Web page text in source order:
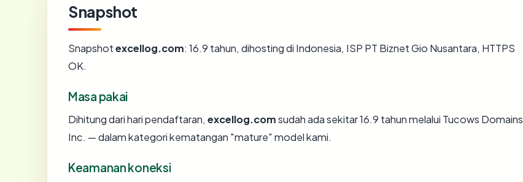
Snapshot
Snapshotexcellog.com: 16.9 tahun, dihosting di Indonesia, ISP PT Biznet Gio Nusantara, HTTPS
OK.
Masa pakai
Dihitung dari hari pendaftaran, excellog.comsudah ada sekitar 16.9 tahun melalui Tucows Domains
Inc. — dalam kategori kematangan "mature" model kami.
Keamanan koneksi